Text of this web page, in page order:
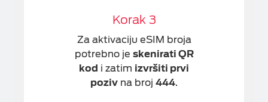
Korak 3
Za aktivaciju eSIM broja
potrebno je skenirati QR
kod i zatim izvršiti prvi
poziv na broj 444.